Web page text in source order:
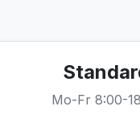
Mo-Fr 8:00-